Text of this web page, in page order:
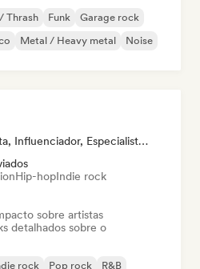
Thrash Funk
Garage rock
Metal / Heavy metal Noise
Mídia/Jornalista, Influenciador, Especialista Em Som
Hip-hopIndie rock
sobre artistas
detalhados sobre o
rock Pop rock R&B